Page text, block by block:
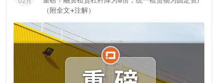
（附全文+注解）